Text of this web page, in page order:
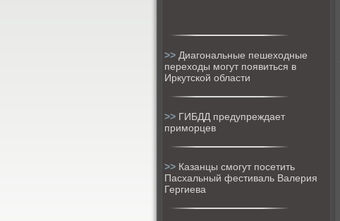
>> Диагональные пешеходные
переходы могут появиться в
Иркутской области
>> ГИБДД предупреждает
приморцев
>> Казанцы смогут посетить
Пасхальный фестиваль Валерия
Гергиева